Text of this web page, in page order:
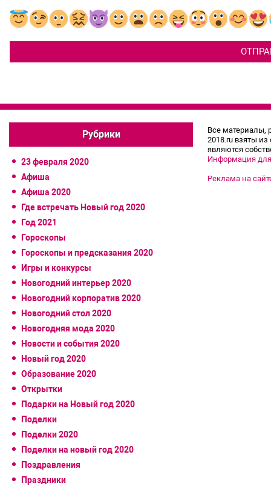
Рубрики
23 февраля 2020
Афиша
Афиша 2020
Где встречать Новый год 2020
Год 2021
Гороскопы
Гороскопы и предсказания 2020
Игры и конкурсы
Новогодний интерьер 2020
Новогодний корпоратив 2020
Новогодний стол 2020
Новогодняя мода 2020
Новости и события 2020
Новый год 2020
Образование 2020
Открытки
Подарки на Новый год 2020
Поделки
Поделки 2020
Поделки на новый год 2020
Поздравления
Праздники
Все материалы,
2018.ru взяты
являются
Информация
Реклама на